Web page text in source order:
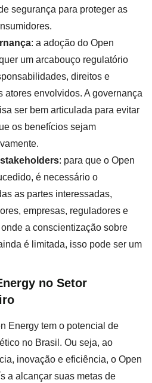
segurança para proteger as
: a adoção do Open
um arcabouço regulatório
direitos e
atores envolvidos. A governança
ser bem articulada para evitar
os benefícios sejam
: para que o Open
é necessário o
as partes interessadas,
empresas, reguladores e
a conscientização sobre
é limitada, isso pode ser um
no Setor
Energy tem o potencial de
no Brasil. Ou seja, ao
inovação e eficiência, o Open
a alcançar suas metas de